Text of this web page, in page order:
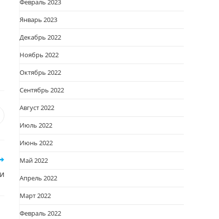
Февраль 2023
Январь 2023
Декабрь 2022
Ноябрь 2022
Октябрь 2022
Сентябрь 2022
Август 2022
Июль 2022
Июнь 2022
Май 2022
Апрель 2022
Март 2022
Февраль 2022